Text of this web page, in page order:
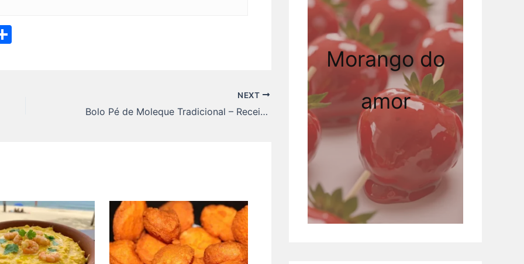
NEXT
Bolo Pé de Moleque Tradicional – Receita Fácil
Morango do
amor